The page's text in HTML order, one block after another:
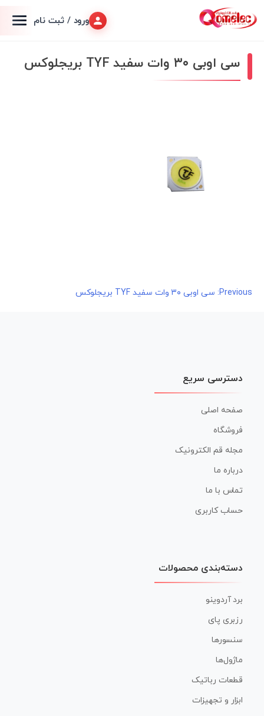
ورود / ثبت نام
سی اوبی ۳۰ وات سفید TYF بریجلوکس
راهبری
Previous: سی اوبی ۳۰ وات سفید TYF بریجلوکس
دسترسی سریع
صفحه اصلی
فروشگاه
مجله قم الکترونیک
درباره ما
تماس با ما
حساب کاربری
دسته‌بندی محصولات
برد آردوینو
رزبری پای
سنسورها
ماژول‌ها
قطعات رباتیک
ابزار و تجهیزات